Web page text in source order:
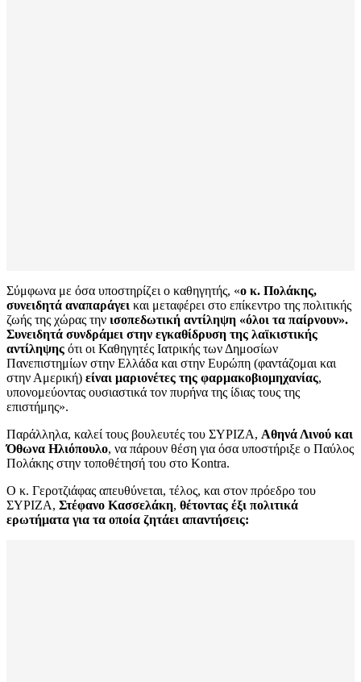
Σύμφωνα με όσα υποστηρίζει ο καθηγητής, «ο κ. Πολάκης,
συνειδητά αναπαράγει και μεταφέρει στο επίκεντρο της πολιτικής
ζωής της χώρας την ισοπεδωτική αντίληψη «όλοι τα παίρνουν».
Συνειδητά συνδράμει στην εγκαθίδρυση της λαϊκιστικής
αντίληψης ότι οι Καθηγητές Ιατρικής των Δημοσίων
Πανεπιστημίων στην Ελλάδα και στην Ευρώπη (φαντάζομαι και
στην Αμερική) είναι μαριονέτες της φαρμακοβιομηχανίας,
υπονομεύοντας ουσιαστικά τον πυρήνα της ίδιας τους της
επιστήμης».
Παράλληλα, καλεί τους βουλευτές του ΣΥΡΙΖΑ, Αθηνά Λινού και
Όθωνα Ηλιόπουλο, να πάρουν θέση για όσα υποστήριξε ο Παύλος
Πολάκης στην τοποθέτησή του στο Kontra.
Ο κ. Γεροτζιάφας απευθύνεται, τέλος, και στον πρόεδρο του
ΣΥΡΙΖΑ, Στέφανο Κασσελάκη, θέτοντας έξι πολιτικά
ερωτήματα για τα οποία ζητάει απαντήσεις: